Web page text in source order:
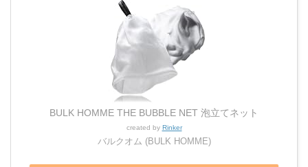
BULK HOMME THE BUBBLE NET 泡立てネット
created by Rinker
バルクオム (BULK HOMME)